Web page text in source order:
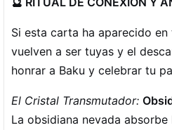
Si esta carta ha aparecido
vuelven a ser tuyas y el
honrar a Baku y celebrar tu
El Cristal Transmutador:
La obsidiana nevada absorbe